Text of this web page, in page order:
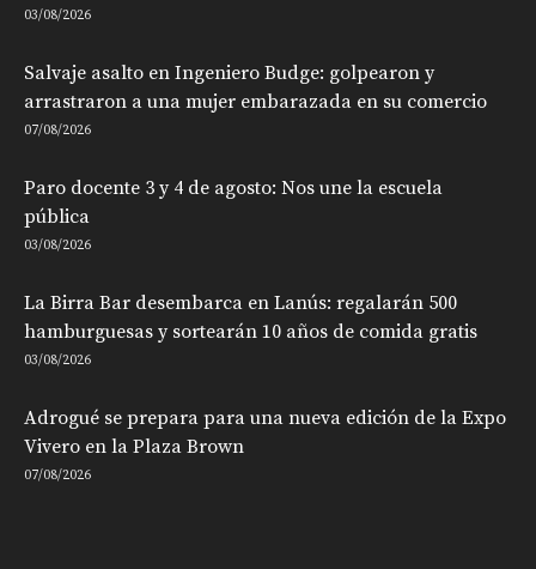
03/08/2026
Salvaje asalto en Ingeniero Budge: golpearon y
arrastraron a una mujer embarazada en su comercio
07/08/2026
Paro docente 3 y 4 de agosto: Nos une la escuela
pública
03/08/2026
La Birra Bar desembarca en Lanús: regalarán 500
hamburguesas y sortearán 10 años de comida gratis
03/08/2026
Adrogué se prepara para una nueva edición de la Expo
Vivero en la Plaza Brown
07/08/2026